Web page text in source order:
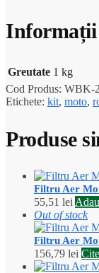
Informații
Greutate 1 kg
Cod Produs: WBK-
Etichete: kit, moto,
Produse
Filtru Aer
55,51 lei
Out of stock
Filtru Aer
156,79 lei